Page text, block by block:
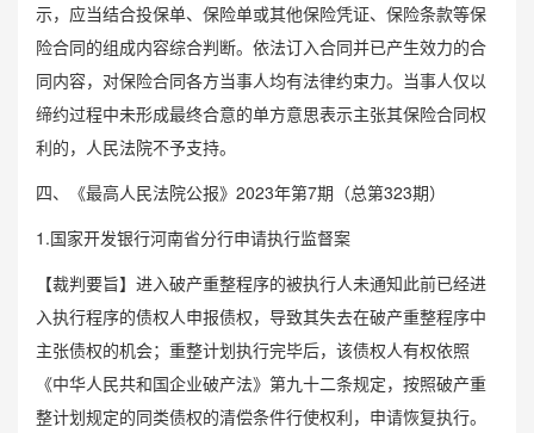
示，应当结合投保单、保险单或其他保险凭证、保险条款等保
险合同的组成内容综合判断。依法订入合同并已产生效力的合
同内容，对保险合同各方当事人均有法律约束力。当事人仅以
缔约过程中未形成最终合意的单方意思表示主张其保险合同权
利的，人民法院不予支持。
四、《最高人民法院公报》2023年第7期（总第323期）
1.国家开发银行河南省分行申请执行监督案
【裁判要旨】进入破产重整程序的被执行人未通知此前已经进
入执行程序的债权人申报债权，导致其失去在破产重整程序中
主张债权的机会；重整计划执行完毕后，该债权人有权依照
《中华人民共和国企业破产法》第九十二条规定，按照破产重
整计划规定的同类债权的清偿条件行使权利，申请恢复执行。